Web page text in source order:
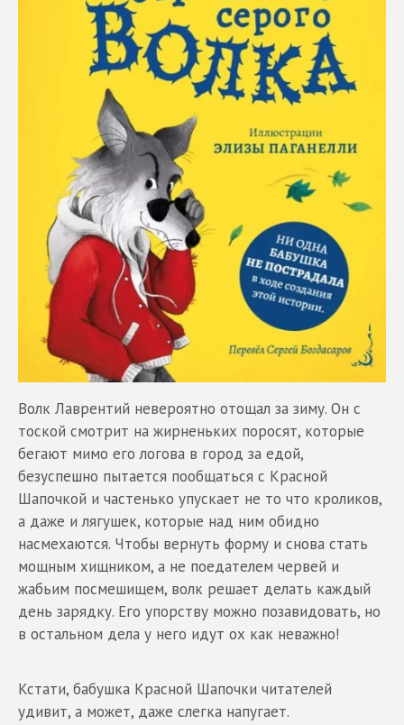
Волк Лаврентий невероятно отощал за зиму. Он с
тоской смотрит на жирненьких поросят, которые
бегают мимо его логова в город за едой,
безуспешно пытается пообщаться с Красной
Шапочкой и частенько упускает не то что кроликов,
а даже и лягушек, которые над ним обидно
насмехаются. Чтобы вернуть форму и снова стать
мощным хищником, а не поедателем червей и
жабьим посмешищем, волк решает делать каждый
день зарядку. Его упорству можно позавидовать, но
в остальном дела у него идут ох как неважно!
Кстати, бабушка Красной Шапочки читателей
удивит, а может, даже слегка напугает.